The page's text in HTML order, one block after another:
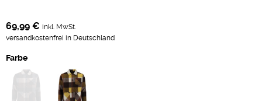
69,99 € inkl. MwSt.
versandkostenfrei in Deutschland
Farbe